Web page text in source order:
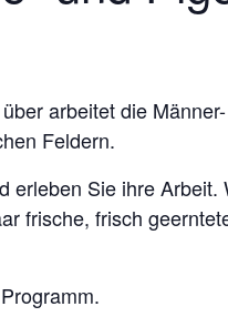
arbeitet die
Feldern.
erleben Sie ihre
frische, frisch